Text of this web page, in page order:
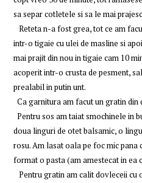
sa separ cotletele si sa le mai
Reteta n-a fost grea, tot ce am
intr-o tigaie cu ulei de masline si
mai prajit din nou in tigaie cam 10
acoperit intr-o crusta de pesment,
prealabil in putin unt.
Ca garnitura am facut un gratin din
Pentru sos am taiat smochinele in
doua linguri de otet balsamic, o
rosu. Am lasat oala pe foc mic pana
format o pasta (am amestecat in ea
Pentru gratin am calit dovleceii cu